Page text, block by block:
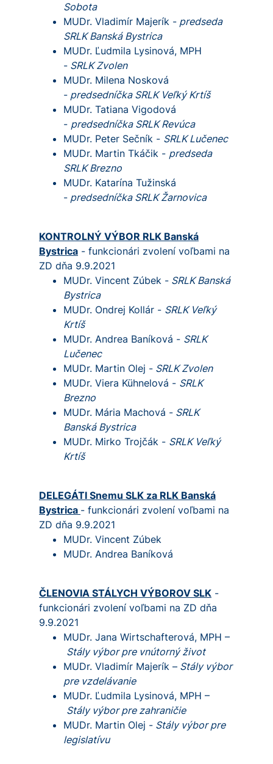
Sobota
MUDr. Vladimír Majerík - predseda
SRLK Banská Bystrica
MUDr. Ľudmila Lysinová, MPH
- SRLK Zvolen
MUDr. Milena Nosková
- predsedníčka SRLK Veľký Krtíš
MUDr. Tatiana Vigodová
- predsedníčka SRLK Revúca
MUDr. Peter Sečník - SRLK Lučenec
MUDr. Martin Tkáčik - predseda
SRLK Brezno
MUDr. Katarína Tužinská
- predsedníčka SRLK Žarnovica
KONTROLNÝ VÝBOR RLK Banská
Bystrica - funkcionári zvolení voľbami na
ZD dňa 9.9.2021
MUDr. Vincent Zúbek - SRLK Banská
Bystrica
MUDr. Ondrej Kollár - SRLK Veľký
Krtíš
MUDr. Andrea Baníková - SRLK
Lučenec
MUDr. Martin Olej - SRLK Zvolen
MUDr. Viera Kühnelová - SRLK
Brezno
MUDr. Mária Machová - SRLK
Banská Bystrica
MUDr. Mirko Trojčák - SRLK Veľký
Krtíš
DELEGÁTI Snemu SLK za RLK Banská
Bystrica - funkcionári zvolení voľbami na
ZD dňa 9.9.2021
MUDr. Vincent Zúbek
MUDr. Andrea Baníková
ČLENOVIA STÁLYCH VÝBOROV SLK -
funkcionári zvolení voľbami na ZD dňa
9.9.2021
MUDr. Jana Wirtschafterová, MPH –
Stály výbor pre vnútorný život
MUDr. Vladimír Majerík – Stály výbor
pre vzdelávanie
MUDr. Ľudmila Lysinová, MPH –
Stály výbor pre zahraničie
MUDr. Martin Olej - Stály výbor pre
legislatívu